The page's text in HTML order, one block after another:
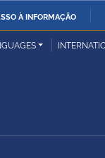
À INFORMAÇÃO
Relações